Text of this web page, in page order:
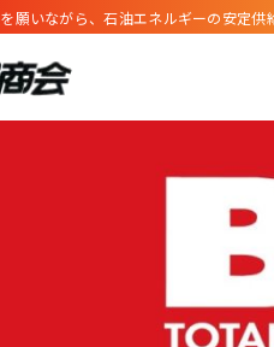
願いながら、石油エネルギーの安定供